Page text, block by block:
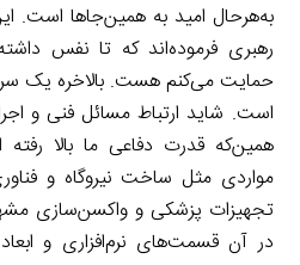
به‌هرحال امید به همین‌جاها است.
رهبری فرموده‌اند که تا نفس
حمایت می‌کنم هست. بالاخره یک
است. شاید ارتباط مسائل فنی و
همین‌که قدرت دفاعی ما بالا
مواردی مثل ساخت نیروگاه و
تجهیزات پزشکی و واکسن‌سازی
در آن قسمت‌های نرم‌افزاری و